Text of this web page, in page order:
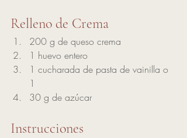
Relleno de Crema
200 g de queso crema
1 huevo entero
1 cucharada de pasta de vainilla o
1
30 g de azúcar
Instrucciones